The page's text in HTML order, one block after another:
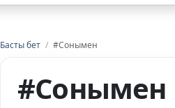
Басты бет / #Сонымен
#Сонымен